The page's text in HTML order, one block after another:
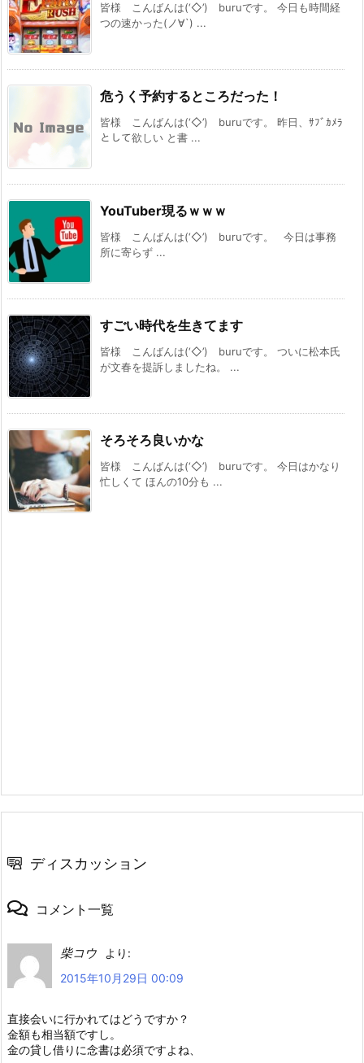
皆様 こんばんは(‘◇’)ゞburuです。 今日も時間経
つの速かった(ノ∀`) ...
危うく予約するところだった！
皆様 こんばんは(‘◇’)ゞburuです。 昨日、ｻﾌﾞｶﾒﾗ
として欲しい と書 ...
YouTuber現るｗｗｗ
皆様 こんばんは(‘◇’)ゞburuです。 今日は事務
所に寄らず ...
すごい時代を生きてます
皆様 こんばんは(‘◇’)ゞburuです。 ついに松本氏
が文春を提訴しましたね。 ...
そろそろ良いかな
皆様 こんばんは(‘◇’)ゞburuです。 今日はかなり
忙しくて ほんの10分も ...
ディスカッション
コメント一覧
柴コウ
より:
2015年10月29日 00:09
直接会いに行かれてはどうですか？
金額も相当額ですし。
金の貸し借りに念書は必須ですよね、